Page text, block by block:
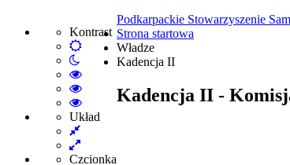
Kontrast
Default
mode
Włącz
tryb
nocny
High
Contrast
Black
White
High
Contrast
Black
High
Contrast
mode
Układ
Fixed
layout
Wide
layout
Czcionka
Podkarpackie Stowarzyszenie
Strona startowa
Władze
Kadencja II
Kadencja II -